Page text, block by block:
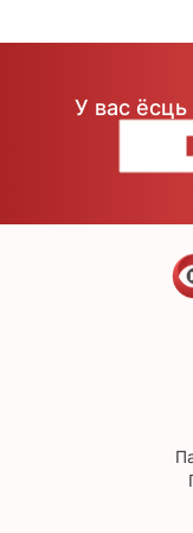
У вас ёсць